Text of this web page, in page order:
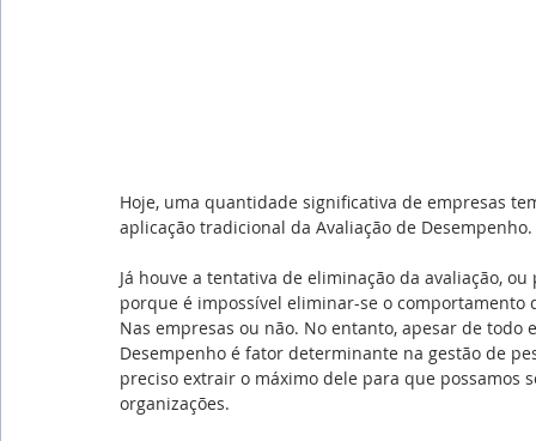
Hoje, uma quantidade significativa de empresas
aplicação tradicional da Avaliação de Desempenho.
Já houve a tentativa de eliminação da avaliação,
porque é impossível eliminar-se o
Nas empresas ou não. No entanto, apesar de
Desempenho é fator determinante na gestão de
preciso extrair o máximo dele para que
organizações.